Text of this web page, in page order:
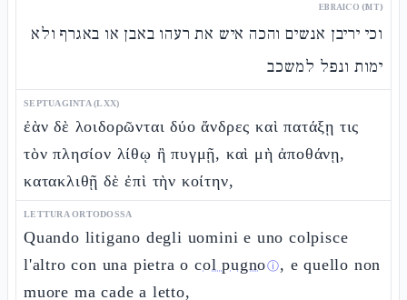
EBRAICO (MT)
וכי יריבן אנשים והכה איש את רעהו באבן או באגרף ולא
ימות ונפל למשכב
SEPTUAGINTA (LXX)
ἐὰν δὲ λοιδορῶνται δύο ἄνδρες καὶ πατάξῃ τις
τὸν πλησίον λίθῳ ἢ πυγμῇ, καὶ μὴ ἀποθάνῃ,
κατακλιθῇ δὲ ἐπὶ τὴν κοίτην,
LETTURA ORTODOSSA
Quando litigano degli uomini e uno colpisce
l'altro con una pietra ocol pugnoⓘ, e quello non
muore ma cade a letto,